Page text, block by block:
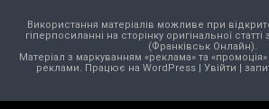
Використання матеріалів можливе при
гіперпосиланні на сторінку оригінальної
(Франківськ Онлайн).
Матеріал з маркуванням «реклама» та
реклами. Працює на WordPress| Увійти |